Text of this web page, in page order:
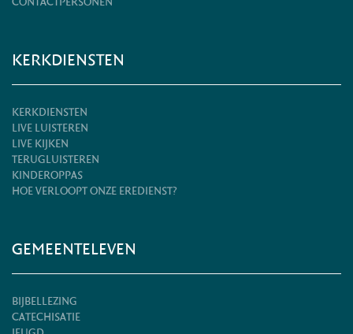
KERKDIENSTEN
KERKDIENSTEN
LIVE LUISTEREN
LIVE KIJKEN
TERUGLUISTEREN
KINDEROPPAS
HOE VERLOOPT ONZE EREDIENST?
GEMEENTELEVEN
BIJBELLEZING
CATECHISATIE